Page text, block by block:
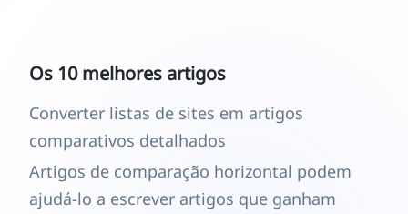
Os 10 melhores artigos
Converter listas de sites em artigos
comparativos detalhados
Artigos de comparação horizontal podem
ajudá-lo a escrever artigos que ganham